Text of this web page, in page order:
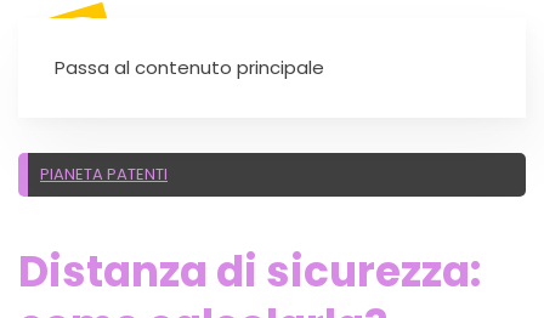
Passa al contenuto principale
PIANETA PATENTI
Distanza di sicurezza: